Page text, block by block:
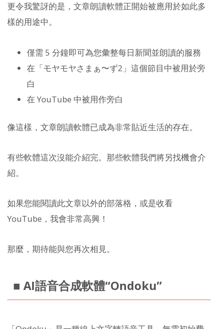
更令我驚訝的是，文章朗讀軟體正開始被應用於如此多
樣的用途中。
僅需 5 分鐘即可為您彙整每日新聞並朗讀的服務
在「モヤモヤさまぁ〜ず2」這個節目中被用於旁
白
在 YouTube 中被用作旁白
像這樣，文章朗讀軟體已成為非常貼近生活的存在。
有些軟體這次沒能介紹完。那些軟體我們將另找機會介
紹。
如果您能閱讀此文章以外的部落格，或是收看
YouTube，我會非常高興！
那麼，期待能與您再次相見。
■ AI語音合成軟體“Ondoku”